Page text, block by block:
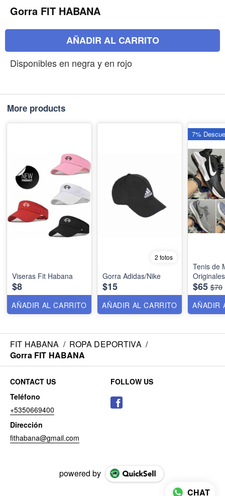
Gorra FIT HABANA
AÑADIR AL CARRITO
Disponibles en negra y en rojo
More products
Viseras Fit Habana
$8
AÑADIR AL CARRITO
2 fotos
Gorra Adidas/Nike
$15
AÑADIR AL CARRITO
Tenis de
Originales
$65 $70
AÑADIR
7%
FIT HABANA / ROPA DEPORTIVA /
Gorra FIT HABANA
CONTACT US
Teléfono
+5350669400
Dirección
fithabana@gmail.com
FOLLOW US
powered by
CHAT